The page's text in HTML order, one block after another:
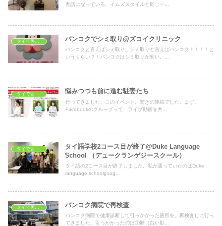
世話になっている、イムズスタイルと同じ一...
バンコクでシミ取り@ズコイクリニック
バンコクと言えばシミ取り。シミ取りと言えばバンコク！！！！と
いうくらい？！バンコクはシミ取りが安い。...
悩みつつも前に進む駐妻たち
行ってきました、このイベント。驚きの連続でした。まず、
Facebookのグループって、ライブ動画を共...
タイで習いごと
タイ語学校2コース目が終了@Duke Language
School （デュークランゲジースクール）
タイ語の2コース目が終了しました。私が通っていたのはDuke
language schoolgoog...
バンコク病院で再検査
バンコク病院で健康診断して引っかかった箇所を、再検査しに行っ
てきました。引っかかったのは①肺（白い影...